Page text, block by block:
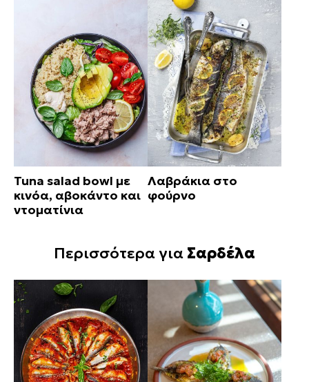
Tuna salad bowl με
κινόα, αβοκάντο και
ντοματίνια
Λαβράκια στο
φούρνο
Περισσότερα για Σαρδέλα